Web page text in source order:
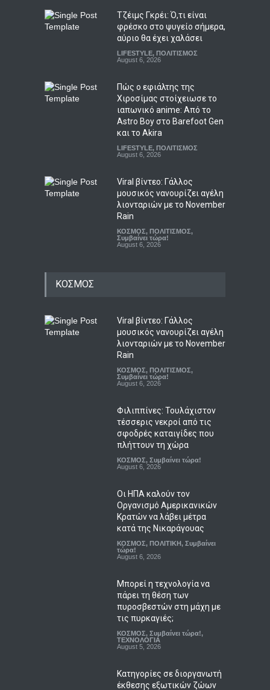
Τζέιμς Γκρέι: Ό,τι είναι
φρέσκο στο ψυγείο σήμερα,
αύριο θα έχει χαλάσει
LIFESTYLE, ΠΟΛΙΤΙΣΜΟΣ
August 6, 2026
Πώς ο εφιάλτης της
Χιροσίμας στοίχειωσε το
ιαπωνικό anime: Από το
Astro Boy στο Barefoot Gen
και το Akira
LIFESTYLE, ΠΟΛΙΤΙΣΜΟΣ
August 6, 2026
Viral βίντεο: Γάλλος
μουσικός νανουρίζει αγέλη
λιονταριών με το November
Rain
ΚΟΣΜΟΣ, ΠΟΛΙΤΙΣΜΟΣ,
Συμβαίνει τώρα!
August 6, 2026
ΚΟΣΜΟΣ
Viral βίντεο: Γάλλος
μουσικός νανουρίζει αγέλη
λιονταριών με το November
Rain
ΚΟΣΜΟΣ, ΠΟΛΙΤΙΣΜΟΣ,
Συμβαίνει τώρα!
August 6, 2026
Φιλιππίνες: Τουλάχιστον
τέσσερις νεκροί από τις
σφοδρές καταιγίδες που
πλήττουν τη χώρα
ΚΟΣΜΟΣ, Συμβαίνει τώρα!
August 6, 2026
Οι ΗΠΑ καλούν τον
Οργανισμό Αμερικανικών
Κρατών να λάβει μέτρα
κατά της Νικαράγουας
ΚΟΣΜΟΣ, ΠΟΛΙΤΙΚΗ, Συμβαίνει
τώρα!
August 6, 2026
Μπορεί η τεχνολογία να
πάρει τη θέση των
πυροσβεστών στη μάχη με
τις πυρκαγιές;
ΚΟΣΜΟΣ, Συμβαίνει τώρα!,
ΤΕΧΝΟΛΟΓΙΑ
August 5, 2026
Κατηγορίες σε διοργανωτή
έκθεσης εξωτικών ζώων